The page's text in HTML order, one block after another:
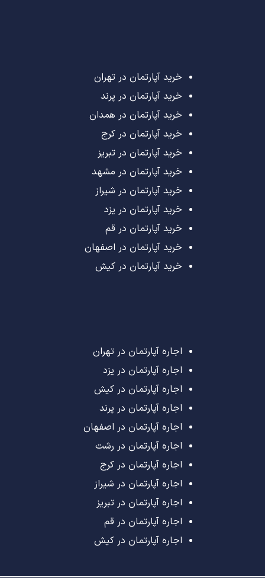
خرید آپارتمان در تهران
خرید آپارتمان در پرند
خرید آپارتمان در همدان
خرید آپارتمان در کرج
خرید آپارتمان در تبریز
خرید آپارتمان در مشهد
خرید آپارتمان در شیراز
خرید آپارتمان در یزد
خرید آپارتمان در قم
خرید آپارتمان در اصفهان
خرید آپارتمان در کیش
اجاره آپارتمان در تهران
اجاره آپارتمان در یزد
اجاره آپارتمان در کیش
اجاره آپارتمان در پرند
اجاره آپارتمان در اصفهان
اجاره آپارتمان در رشت
اجاره آپارتمان در کرج
اجاره آپارتمان در شیراز
اجاره آپارتمان در تبریز
اجاره آپارتمان در قم
اجاره آپارتمان در کیش